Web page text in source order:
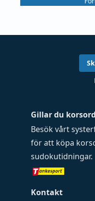
Gillar du
Besök vårt
för att köpa
sudokutidningar.
Kontakt